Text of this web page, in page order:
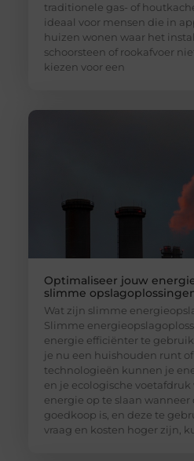
traditionele gas- of
ideaal voor mensen die in
huizen wonen waar het
schoorsteen of rookafvoer
kiezen voor een
Optimaliseer jouw
slimme
Wat zijn slimme
Slimme
energie efficiënter te
je nu een huishouden runt
technologieën kunnen je
en je ecologische
energie op te slaan wanneer
goedkoop is, en deze te
vraag en kosten hoger zijn,